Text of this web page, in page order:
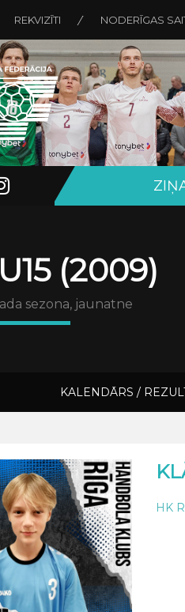
REKVIZĪTI NODERĪGAS
(2009)
sezona, jaunatne
KALENDĀRS /
HK